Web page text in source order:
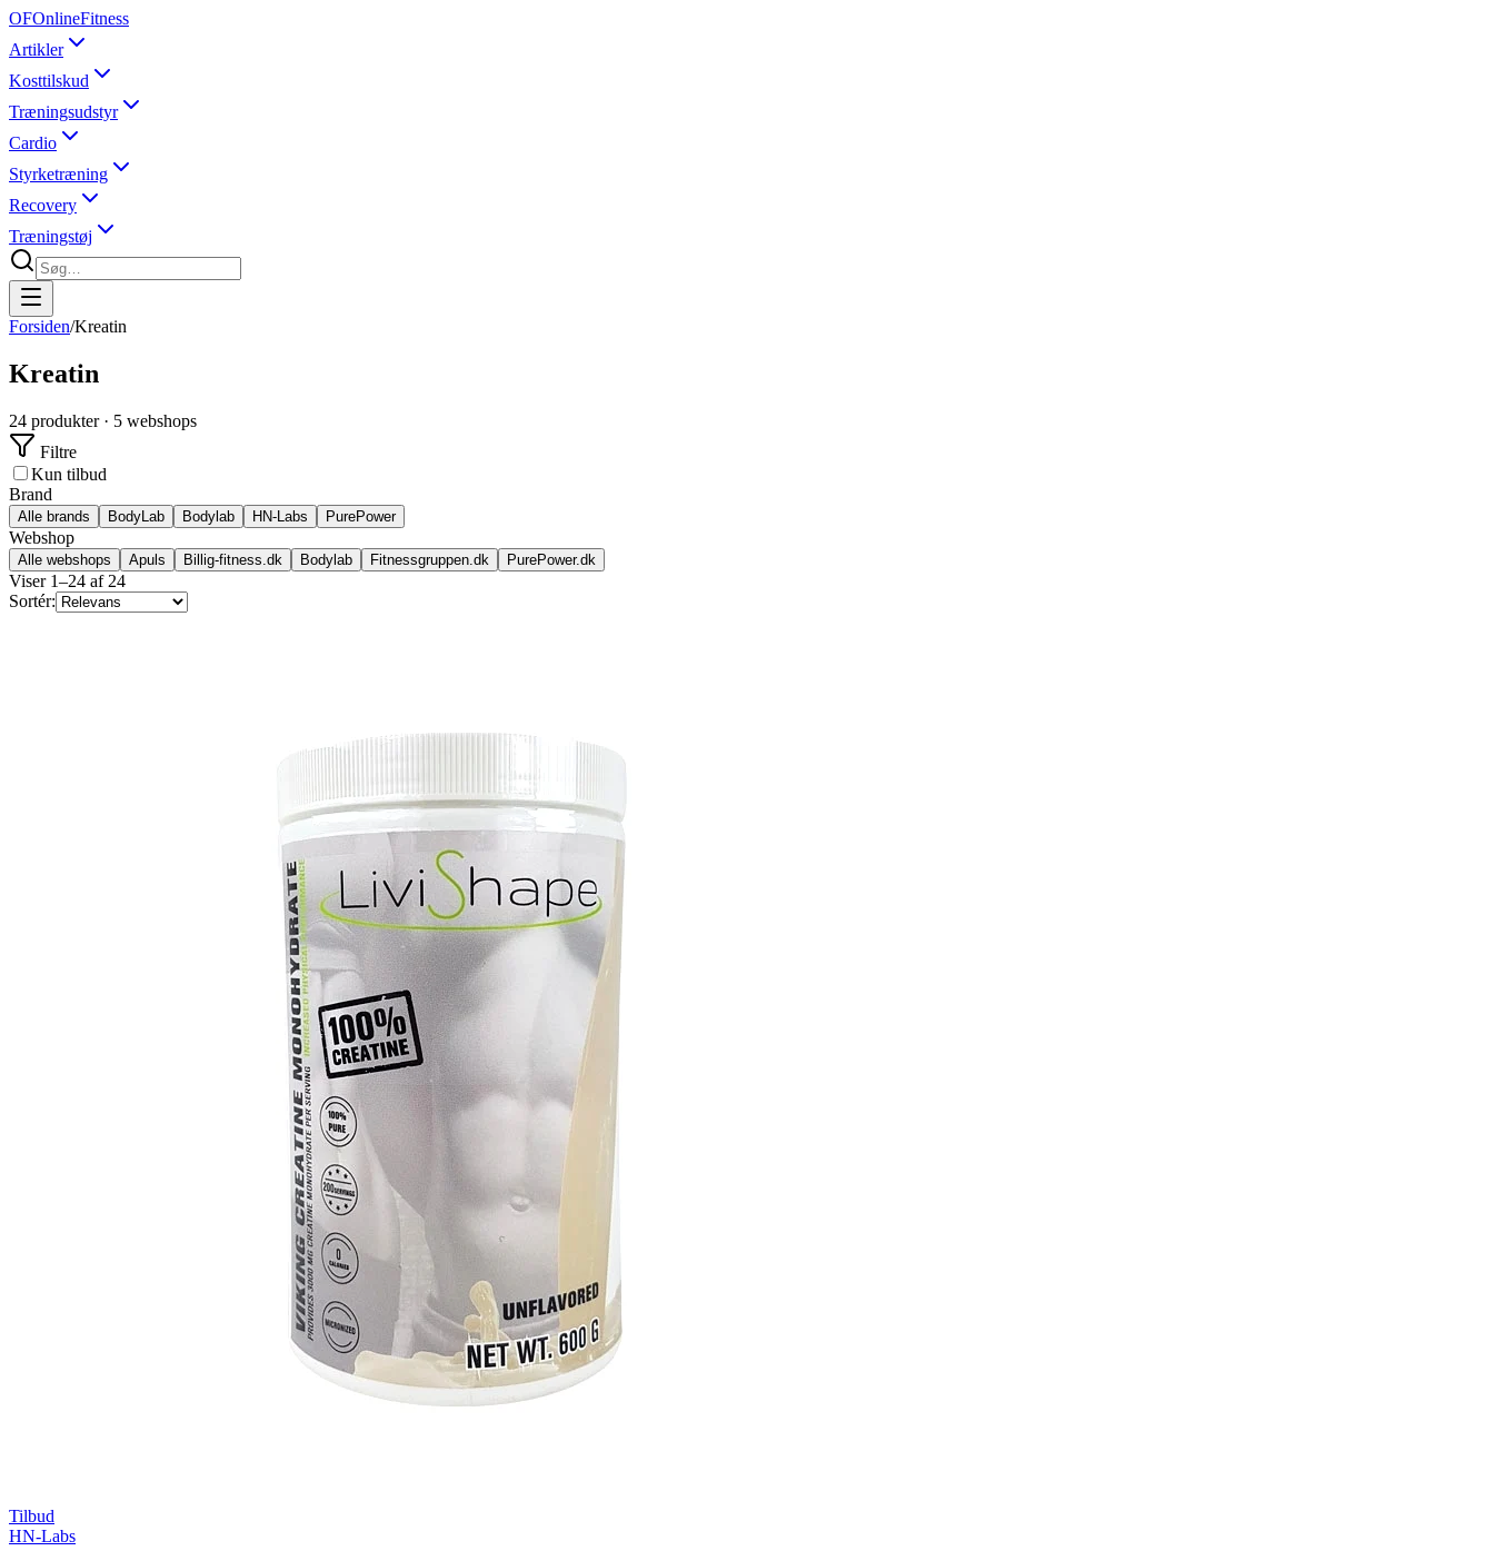
OFOnlineFitness
Artikler
Kosttilskud
Træningsudstyr
Cardio
Styrketræning
Recovery
Træningstøj
Forsiden/Kreatin
Kreatin
24 produkter · 5 webshops
Filtre
Kun tilbud
Brand
Alle brands BodyLab Bodylab HN-Labs PurePower
Webshop
Alle webshops Apuls Billig-fitness.dk Bodylab Fitnessgruppen.dk PurePower.dk
Viser 1–24 af 24
Sortér:
Tilbud
HN-Labs